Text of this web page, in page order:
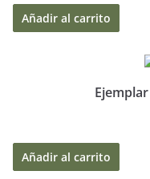
Añadir al carrito
Añadir al carrito